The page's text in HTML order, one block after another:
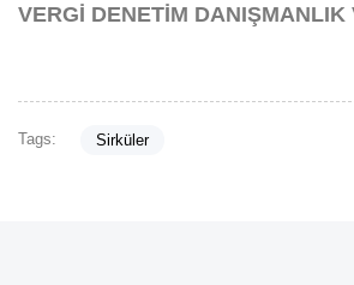
VERGİ DENETİM DANIŞMANLIK
Tags: Sirküler